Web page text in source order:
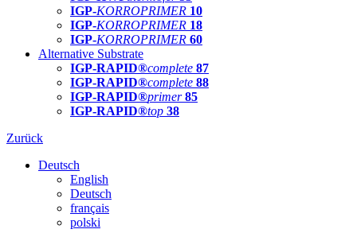
IGP-KORROPRIMER 10
IGP-KORROPRIMER 18
IGP-KORROPRIMER 60
Alternative Substrate
IGP-RAPID®complete 87
IGP-RAPID®complete 88
IGP-RAPID®primer 85
IGP-RAPID®top 38
Zurück
Deutsch
English
Deutsch
français
polski